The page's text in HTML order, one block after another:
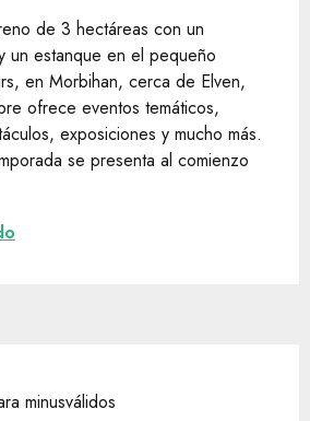
de 3 hectáreas con un
un estanque en el pequeño
en Morbihan, cerca de Elven,
ofrece eventos temáticos,
exposiciones y mucho más.
se presenta al comienzo
minusválidos